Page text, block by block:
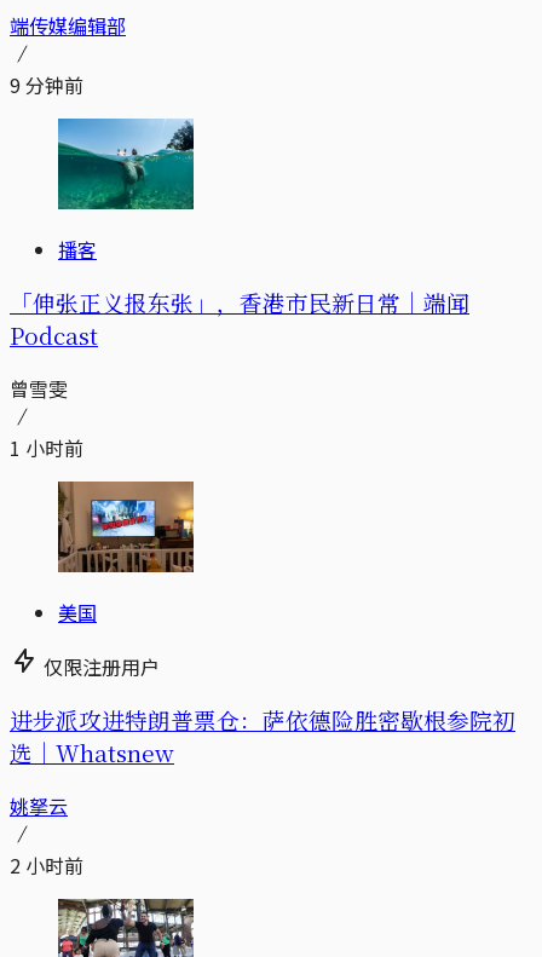
端传媒编辑部
9 分钟前
播客
「伸张正义报东张」，香港市民新日常｜端闻
Podcast
曾雪雯
1 小时前
美国
仅限注册用户
进步派攻进特朗普票仓：萨依德险胜密歇根参院初
选｜Whatsnew
姚拏云
2 小时前